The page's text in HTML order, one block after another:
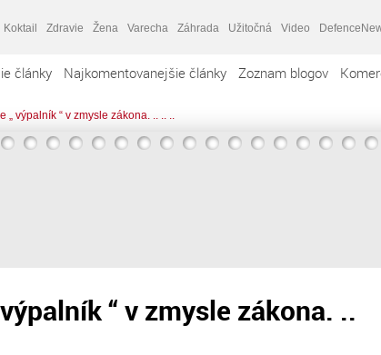
Koktail Zdravie Žena Varecha Záhrada Užitočná Video
články Najkomentovanejšie články Zoznam blogov
„ výpalník “ v zmysle zákona. .. .. ..
“ v zmysle zákona. ..